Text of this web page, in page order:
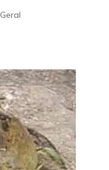
Geral